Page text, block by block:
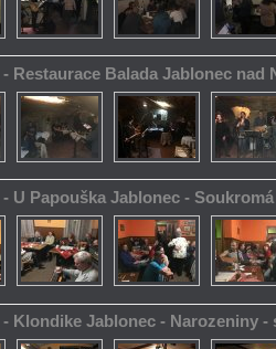
- Restaurace Balada Jablonec nad
- U Papouška Jablonec -
- Klondike Jablonec - Narozeniny -